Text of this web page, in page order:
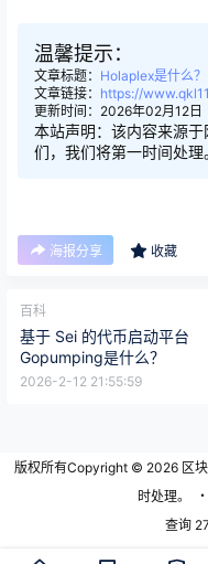
温馨提示：
文章标题： Holaplex是什么？
文章链接： https://
更新时间：2026年02月12日
本站声明：该内容来源
们，我们将第一时间处理
海报分享 收藏
百科
基于 Sei 的代币启动平台
Gopumping是什么？
2026-2-12 21:55:59
版权所有Copyright © 2026区块
时处理。
・
查询